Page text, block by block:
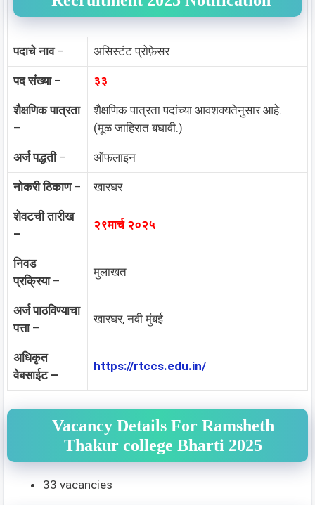
पदाचे नाव– असिस्टंट प्रोफ़ेसर
पद संख्या– ३३
शैक्षणिक पात्रता
–
शैक्षणिक पात्रता पदांच्या आवशक्यतेनुसार आहे.
(मूळ जाहिरात बघावी.)
अर्ज पद्धती– ऑफलाइन
नोकरी ठिकाण– खारघर
शेवटची तारीख
–
२९मार्च २०२५
निवड
प्रक्रिया–
मुलाखत
अर्ज पाठविण्याचा
पत्ता–
खारघर, नवी मुंबई
अधिकृत
वेबसाईट –
https://rtccs.edu.in/
Vacancy Details For Ramsheth
Thakur college Bharti 2025
33 vacancies